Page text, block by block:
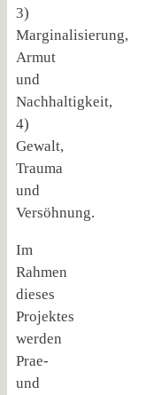
3)
Marginalisierung,
Armut
und
Nachhaltigkeit,
4)
Gewalt,
Trauma
und
Versöhnung.
Im
Rahmen
dieses
Projektes
werden
Prae-
und